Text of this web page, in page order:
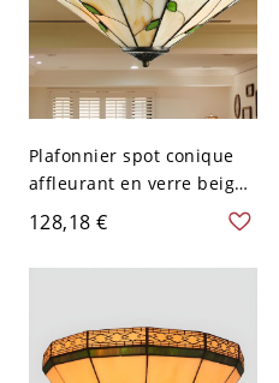
Plafonnier spot conique
affleurant en verre beige,
style méditerranéen, 3
lumières, motif feuilles
vertes
128,18 €